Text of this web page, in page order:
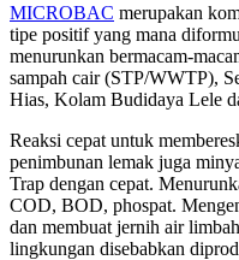
MICROBAC merupakan
tipe positif yang mana
menurunkan bermacam-
sampah cair (STP/WWTP),
Hias, Kolam Budidaya Lele
Reaksi cepat untuk
penimbunan lemak juga
Trap dengan cepat.
COD, BOD, phospat.
dan membuat jernih air
lingkungan disebabkan